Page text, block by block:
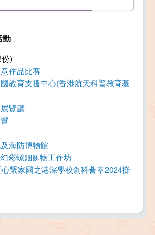
動
)
作品比賽
教育支援中心(香港航天科普教育基
覽廳
海防博物館
彩螺鈿飾物工作坊
繋家國之港深學校創科薈萃2024攤